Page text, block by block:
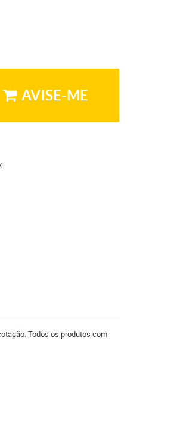
AVISE-ME
Todos os produtos com